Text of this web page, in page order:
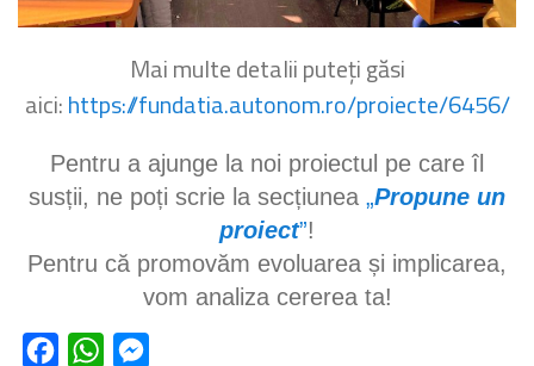
Mai multe detalii puteți găsi
aici:https://fundatia.autonom.ro/proiecte/6456/
Pentru a ajunge la noi proiectul pe care îl
susții, ne poți scrie la secțiunea „Propune un
proiect”!
Pentru că promovăm evoluarea și implicarea,
vom analiza cererea ta!
FacebookWhatsApp